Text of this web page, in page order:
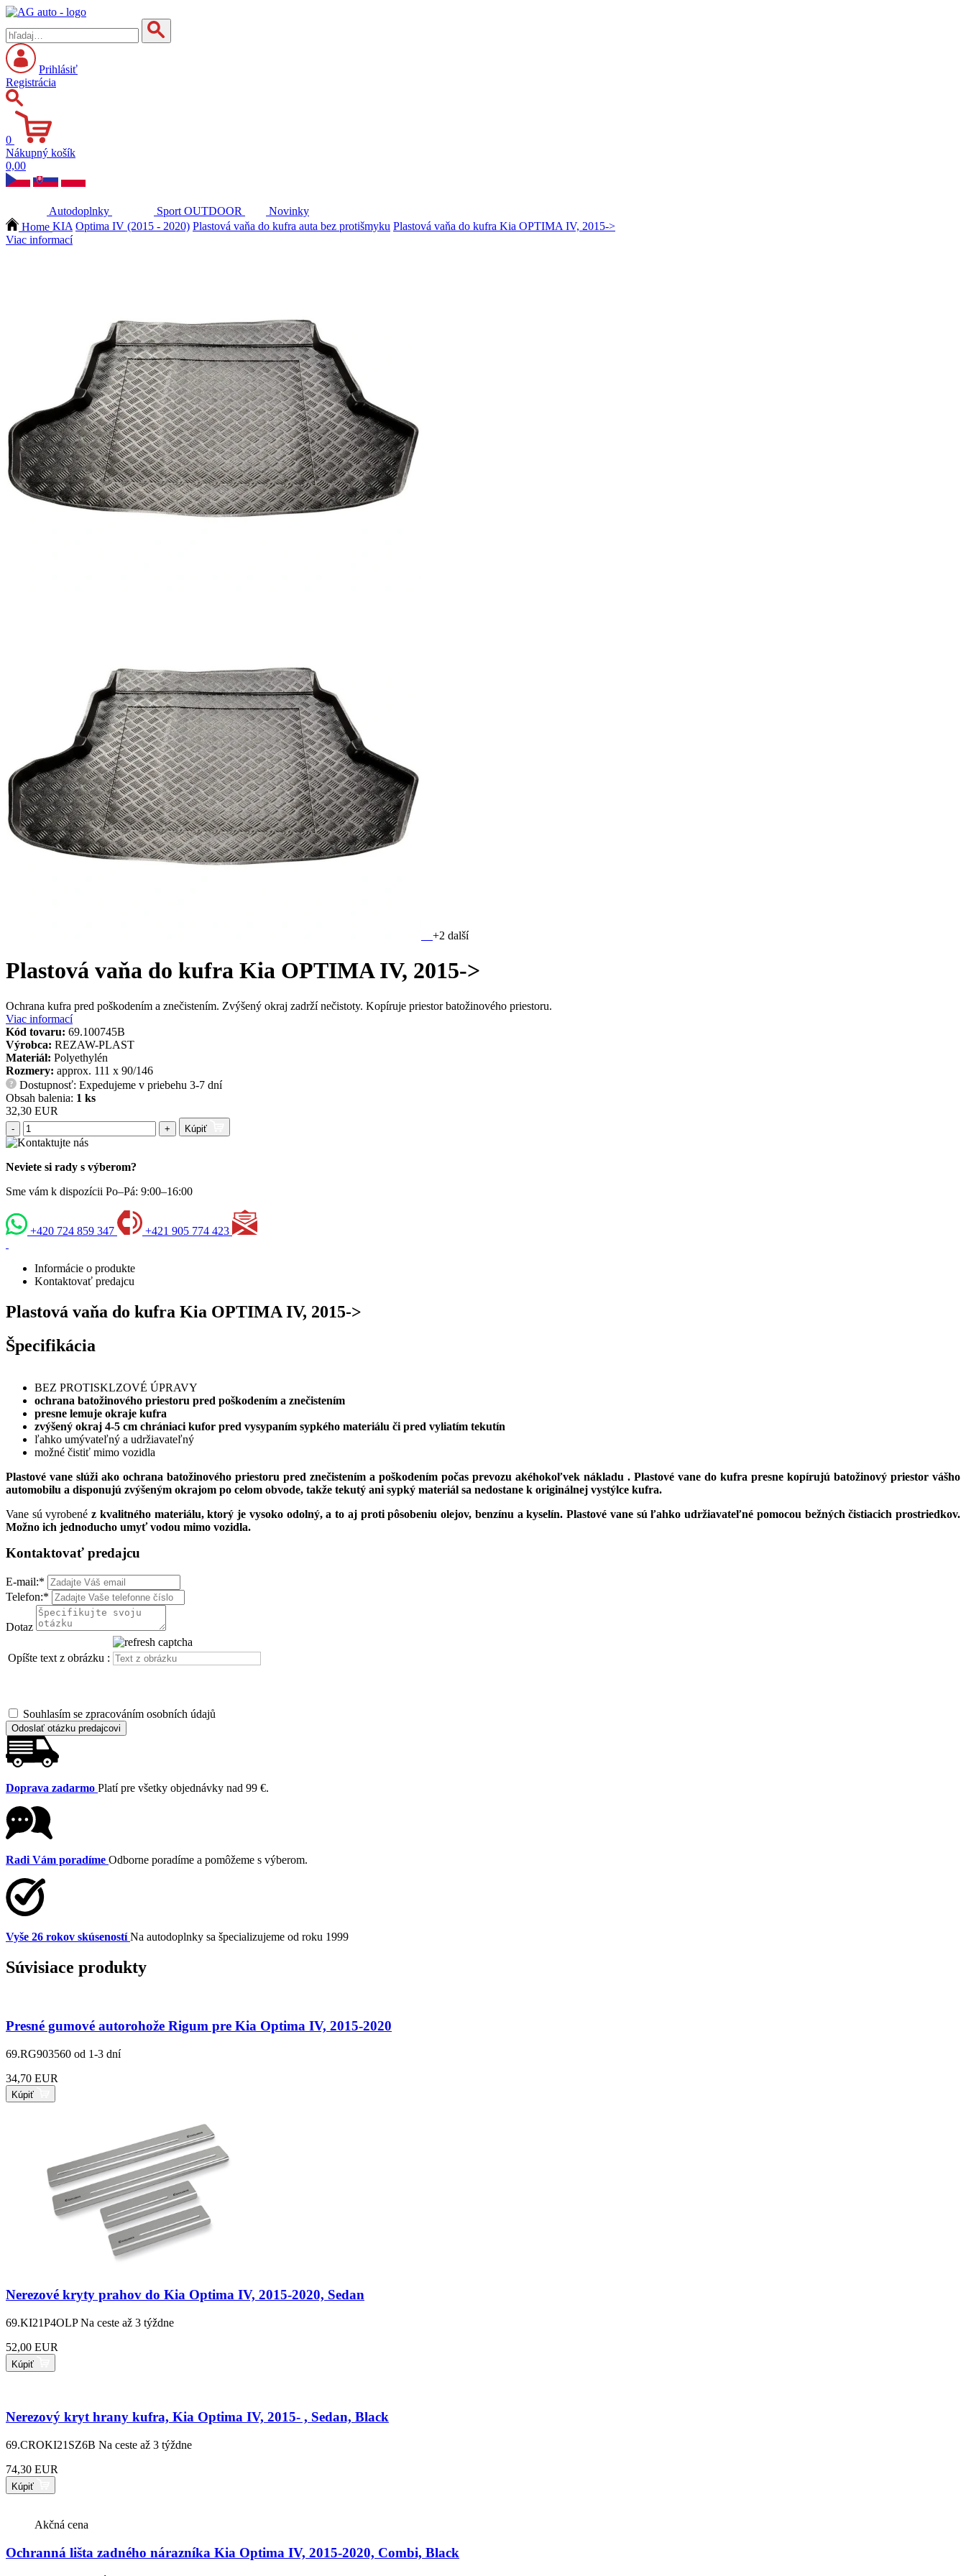
Prihlásiť
Registrácia
0
Nákupný košík
0,00
Autodoplnky Sport OUTDOOR
Novinky
Home KIA Optima IV (2015 - 2020) Plastová vaňa do kufra auta bez protišmyku Plastová vaňa do kufra Kia OPTIMA IV, 2015->
Viac informací
+2 další
Plastová vaňa do kufra Kia OPTIMA IV, 2015->
Ochrana kufra pred poškodením a znečistením. Zvýšený okraj zadrží nečistoty. Kopíruje priestor batožinového priestoru.
Viac informací
Kód tovaru: 69.100745B
Výrobca: REZAW-PLAST
Materiál: Polyethylén
Rozmery: approx. 111 x 90/146
?
Dostupnosť: Expedujeme v priebehu 3-7 dní
Obsah balenia: 1 ks
32,30 EUR
- + Kúpiť
Neviete si rady s výberom?
Sme vám k dispozícii Po–Pá: 9:00–16:00
+420 724 859 347 +421 905 774 423
Informácie o produkte
Kontaktovať predajcu
Plastová vaňa do kufra Kia OPTIMA IV, 2015->
Špecifikácia
BEZ PROTISKLZOVÉ ÚPRAVY
ochrana batožinového priestoru pred poškodením a znečistením
presne lemuje okraje kufra
zvýšený okraj 4-5 cm chrániaci kufor pred vysypaním sypkého materiálu či pred vyliatím tekutín
ľahko umývateľný a udržiavateľný
možné čistiť mimo vozidla
Plastové vane slúži ako ochrana batožinového priestoru pred znečistením a poškodením počas prevozu akéhokoľvek nákladu . Plastové vane do kufra presne kopírujú batožinový priestor vášho
automobilu a disponujú zvýšeným okrajom po celom obvode, takže tekutý ani sypký materiál sa nedostane k originálnej vystýlce kufra.
Vane sú vyrobenéz kvalitného materiálu, ktorý je vysoko odolný, a to aj proti pôsobeniu olejov, benzínu a kyselín. Plastové vane sú ľahko udržiavateľné pomocou bežných čistiacich prostriedkov.
Možno ich jednoducho umyť vodou mimo vozidla.
Kontaktovať predajcu
E-mail:*
Telefon:*
Dotaz
Opíšte text z obrázku :
Souhlasím se zpracováním osobních údajů
Odoslať otázku predajcovi
Doprava zadarmo Platí pre všetky objednávky nad 99 €.
Radi Vám poradíme Odborne poradíme a pomôžeme s výberom.
Vyše 26 rokov skúseností Na autodoplnky sa špecializujeme od roku 1999
Súvisiace produkty
Presné gumové autorohože Rigum pre Kia Optima IV, 2015-2020
69.RG903560 od 1-3 dní
34,70 EUR
Kúpiť
Nerezové kryty prahov do Kia Optima IV, 2015-2020, Sedan
69.KI21P4OLP Na ceste až 3 týždne
52,00 EUR
Kúpiť
Nerezový kryt hrany kufra, Kia Optima IV, 2015- , Sedan, Black
69.CROKI21SZ6B Na ceste až 3 týždne
74,30 EUR
Kúpiť
Akčná cena
Ochranná lišta zadného nárazníka Kia Optima IV, 2015-2020, Combi, Black